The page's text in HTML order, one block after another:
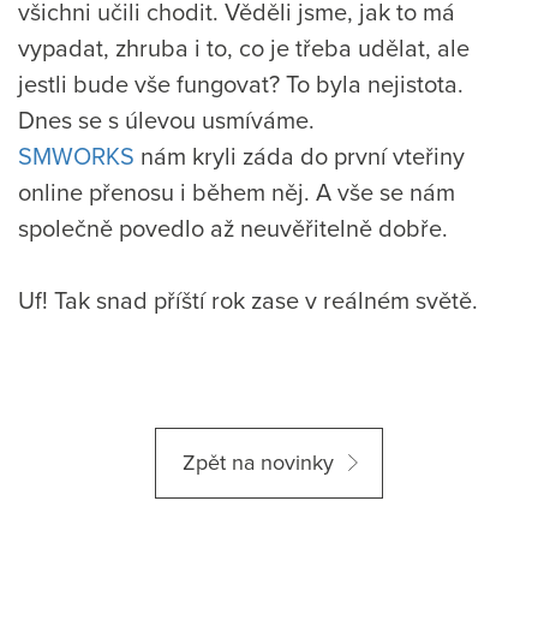
všichni učili chodit. Věděli jsme, jak to má
vypadat, zhruba i to, co je třeba udělat, ale
jestli bude vše fungovat? To byla nejistota.
Dnes se s úlevou usmíváme.
SMWORKS nám kryli záda do první vteřiny
online přenosu i během něj. A vše se nám
společně povedlo až neuvěřitelně dobře.
Uf! Tak snad příští rok zase v reálném světě.
Zpět na novinky